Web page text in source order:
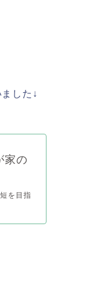
した↓
家の
を目指